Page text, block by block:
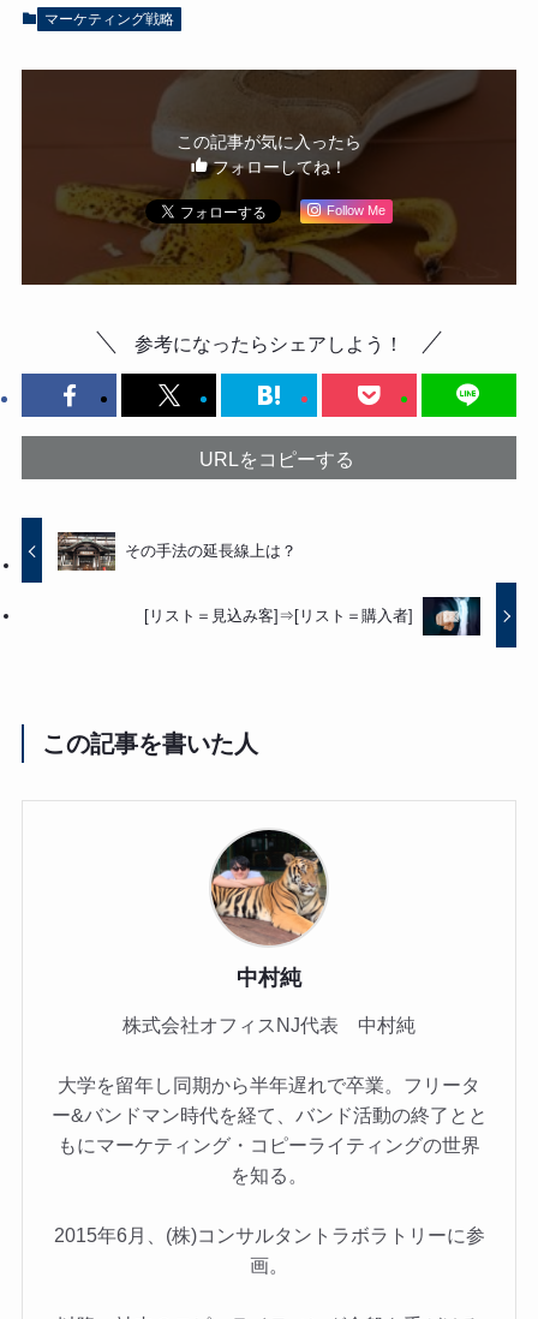
マーケティング戦略
この記事が気に入ったら
フォローしてね！
Follow Me
参考になったらシェアしよう！
URLをコピーする
その手法の延長線上は？
[リスト＝見込み客]⇒[リスト＝購入者]
この記事を書いた人
中村純
株式会社オフィスNJ代表 中村純
大学を留年し同期から半年遅れで卒業。フリータ
ー&バンドマン時代を経て、バンド活動の終了とと
もにマーケティング・コピーライティングの世界
を知る。
2015年6月、(株)コンサルタントラボラトリーに参
画。